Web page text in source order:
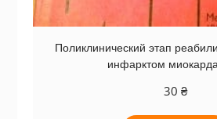
Поликлинический этап
инфарктом
30 ₴